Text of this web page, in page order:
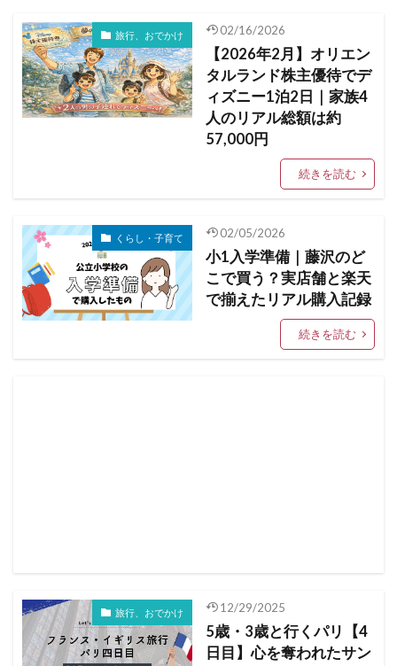
旅行、おでかけ 02/16/2026
【2026年2月】オリエン
タルランド株主優待でデ
ィズニー1泊2日｜家族4
人のリアル総額は約
57,000円
続きを読む
くらし・子育て 02/05/2026
小1入学準備｜藤沢のど
こで買う？実店舗と楽天
で揃えたリアル購入記録
続きを読む
旅行、おでかけ 12/29/2025
5歳・3歳と行くパリ【4
日目】心を奪われたサン